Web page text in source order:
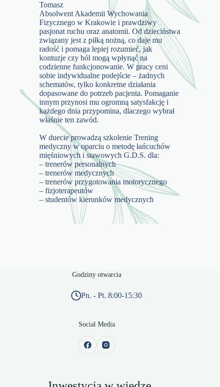
Tomasz
Absolwent Akademii Wychowania
Fizycznego w Krakowie i prawdziwy
pasjonat ruchu oraz anatomii. Od dzieciństwa
związany jest z piłką nożną, co daje mu
radość i pomaga lepiej rozumieć, jak
kontuzje czy ból mogą wpłynąć na
codzienne funkcjonowanie. W pracy ceni
sobie indywidualne podejście – żadnych
schematów, tylko konkretne działania
dopasowane do potrzeb pacjenta. Pomaganie
innym przynosi mu ogromną satysfakcję i
każdego dnia przypomina, dlaczego wybrał
właśnie ten zawód.
W duecie prowadzą szkolenie Trening
medyczny w oparciu o metodę łańcuchów
mięśniowych i stawowych G.D.S. dla:
– trenerów personalnych
– trenerów medycznych
– trenerów przygotowania motorycznego
– fizjoterapeutów
– studentów kierunków medycznych
Godziny otwarcia
Pn. - Pt. 8:00-15:30
Social Media